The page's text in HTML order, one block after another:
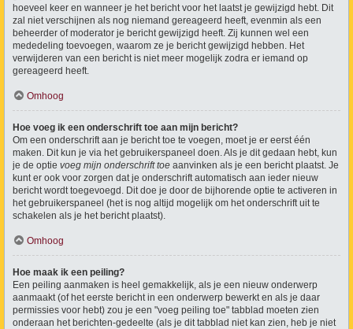
hoeveel keer en wanneer je het bericht voor het laatst je gewijzigd hebt. Dit
zal niet verschijnen als nog niemand gereageerd heeft, evenmin als een
beheerder of moderator je bericht gewijzigd heeft. Zij kunnen wel een
mededeling toevoegen, waarom ze je bericht gewijzigd hebben. Het
verwijderen van een bericht is niet meer mogelijk zodra er iemand op
gereageerd heeft.
Omhoog
Hoe voeg ik een onderschrift toe aan mijn bericht?
Om een onderschrift aan je bericht toe te voegen, moet je er eerst één
maken. Dit kun je via het gebruikerspaneel doen. Als je dit gedaan hebt, kun
je de optie voeg mijn onderschrift toe aanvinken als je een bericht plaatst. Je
kunt er ook voor zorgen dat je onderschrift automatisch aan ieder nieuw
bericht wordt toegevoegd. Dit doe je door de bijhorende optie te activeren in
het gebruikerspaneel (het is nog altijd mogelijk om het onderschrift uit te
schakelen als je het bericht plaatst).
Omhoog
Hoe maak ik een peiling?
Een peiling aanmaken is heel gemakkelijk, als je een nieuw onderwerp
aanmaakt (of het eerste bericht in een onderwerp bewerkt en als je daar
permissies voor hebt) zou je een "voeg peiling toe" tabblad moeten zien
onderaan het berichten-gedeelte (als je dit tabblad niet kan zien, heb je niet